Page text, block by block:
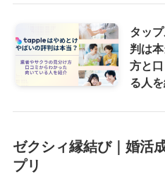
タッ
判は
方と
る人
ゼクシィ縁結び｜婚活
プリ